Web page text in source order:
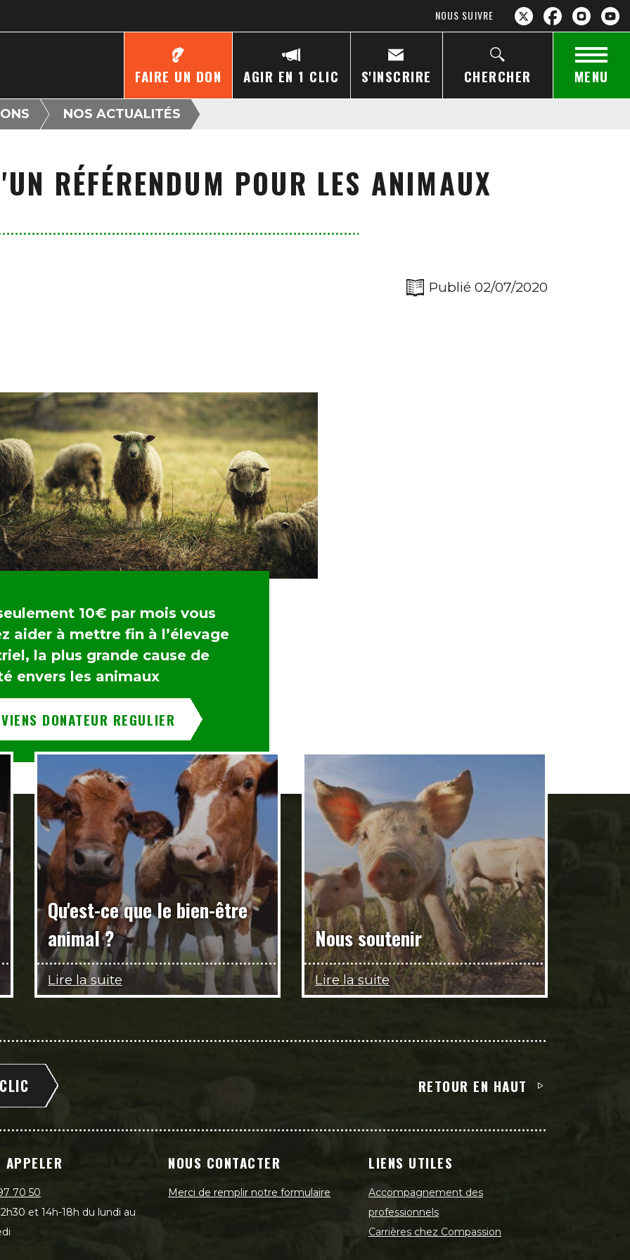
NOUS SUIVRE
FAIRE UN DON AGIR EN 1 CLIC S'INSCRIRE CHERCHER MENU
NOS ACTUALITÉS
RÉFÉRENDUM POUR LES ANIMAUX
Publié 02/07/2020
10€ par mois vous
aider à mettre fin à l’élevage
la plus grande cause de
envers les animaux
DONATEUR REGULIER
Qu'est-ce que le bien-être
animal ?
Lire la suite
Nous soutenir
Lire la suite
RETOUR EN HAUT
APPELER
70 50
et 14h-18h du lundi au
NOUS CONTACTER
Merci de remplir notre formulaire
LIENS UTILES
Accompagnement des
professionnels
Carrières chez Compassion